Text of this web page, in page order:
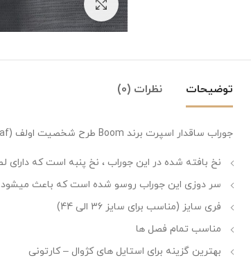
بزرگنمایی تصویر
توضیحات نظرات (0)
جوراب ساقدار اسپرت برند Boom طرح شخصیت اولف (Olaf) در کارتون فروزن (Frozen) یا یخ زده
نخ بافته شده در این جوراب ، نخ پنبه است که دارای
سر دوزی این جوراب روسو شده است که باعث میشود
فری سایز (مناسب برای سایز 36 الی 44)
مناسب تمام فصل ها
بهترین گزینه برای استایل های کژوال – کارتونی